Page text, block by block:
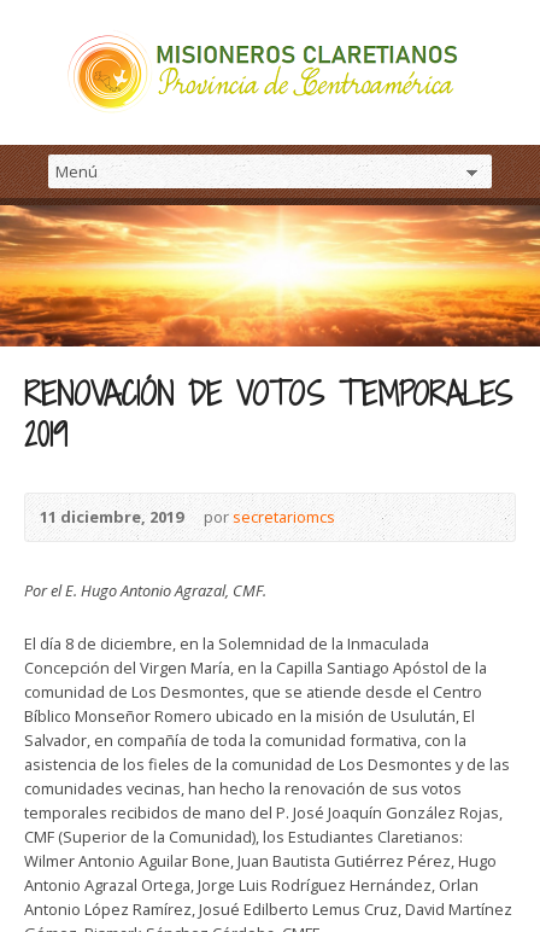
RENOVACIÓN DE VOTOS TEMPORALES
2019
11 diciembre, 2019 por secretariomcs
Por el E. Hugo Antonio Agrazal, CMF.
El día 8 de diciembre, en la Solemnidad de la Inmaculada
Concepción del Virgen María, en la Capilla Santiago Apóstol de la
comunidad de Los Desmontes, que se atiende desde el Centro
Bíblico Monseñor Romero ubicado en la misión de Usulután, El
Salvador, en compañía de toda la comunidad formativa, con la
asistencia de los fieles de la comunidad de Los Desmontes y de las
comunidades vecinas, han hecho la renovación de sus votos
temporales recibidos de mano del P. José Joaquín González Rojas,
CMF (Superior de la Comunidad), los Estudiantes Claretianos:
Wilmer Antonio Aguilar Bone, Juan Bautista Gutiérrez Pérez, Hugo
Antonio Agrazal Ortega, Jorge Luis Rodríguez Hernández, Orlan
Antonio López Ramírez, Josué Edilberto Lemus Cruz, David Martínez